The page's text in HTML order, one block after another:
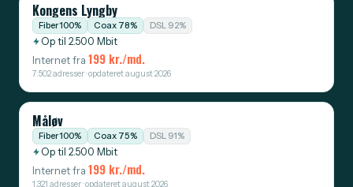
Kongens Lyngby
Fiber 100% Coax 78% DSL 92%
Op til 2.500 Mbit
Internet fra 199 kr./md.
7.502 adresser · opdateret august 2026
Måløv
Fiber 100% Coax 75% DSL 91%
Op til 2.500 Mbit
Internet fra 199 kr./md.
1.321 adresser · opdateret august 2026